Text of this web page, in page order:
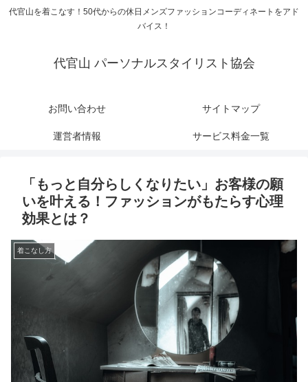
代官山を着こなす！50代からの休日メンズファッションコーディネートをアド
バイス！
代官山 パーソナルスタイリスト協会
お問い合わせ サイトマップ
運営者情報 サービス料金一覧
「もっと自分らしくなりたい」お客様の願
いを叶える！ファッションがもたらす心理
効果とは？
着こなし方